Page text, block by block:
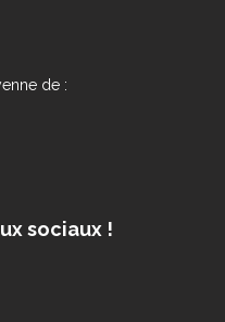
de :
sociaux !